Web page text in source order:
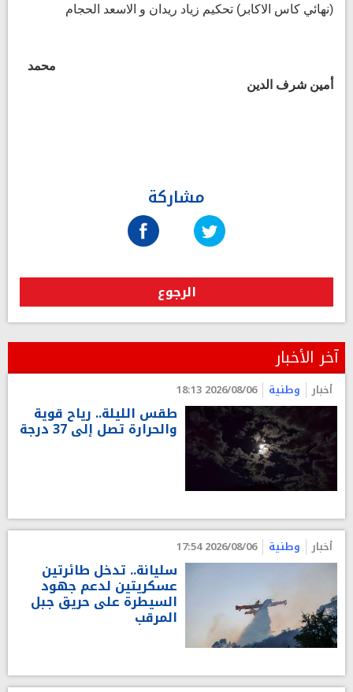
(نهائي كاس الاكابر) تحكيم زياد ريدان و الاسعد الحجام
محمد
أمين شرف الدين
مشاركة
الرجوع
آخر الأخبار
أخبار وطنية 2026/08/06 18:13
طقس الليلة.. رياح قوية
والحرارة تصل إلى 37 درجة
أخبار وطنية 2026/08/06 17:54
سليانة.. تدخل طائرتين
عسكريتين لدعم جهود
السيطرة على حريق جبل
المرقب